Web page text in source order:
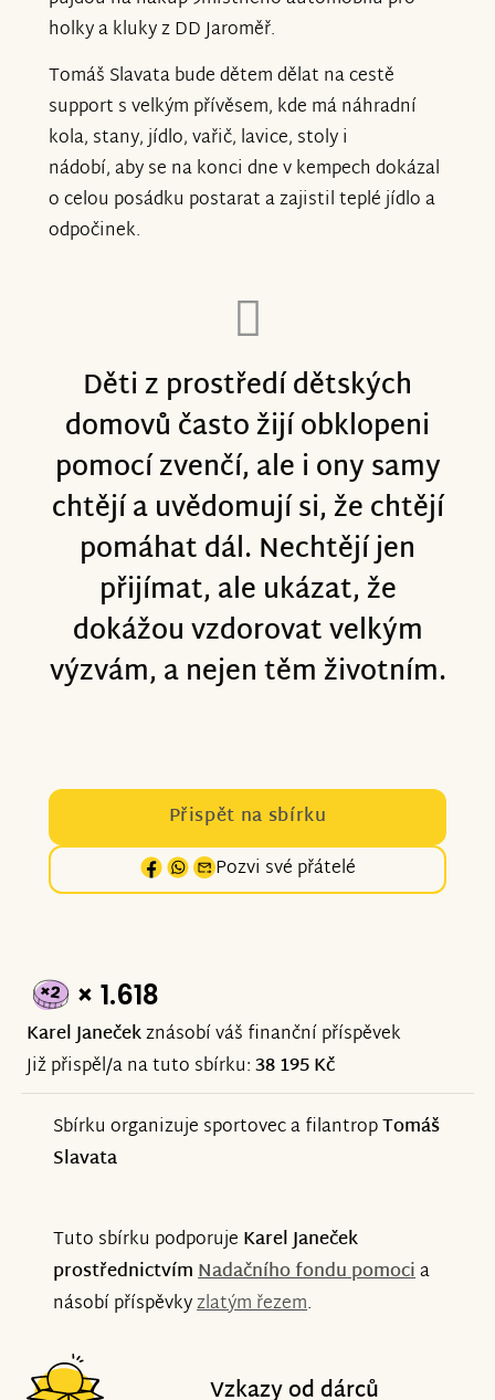
holky a kluky z DD Jaroměř.
Tomáš Slavata bude dětem dělat na cestě
support s velkým přívěsem, kde má náhradní
kola, stany, jídlo, vařič, lavice, stoly i
nádobí, aby se na konci dne v kempech dokázal
o celou posádku postarat a zajistil teplé jídlo a
odpočinek.
Děti z prostředí dětských
domovů často žijí obklopeni
pomocí zvenčí, ale i ony samy
chtějí a uvědomují si, že chtějí
pomáhat dál. Nechtějí jen
přijímat, ale ukázat, že
dokážou vzdorovat velkým
výzvám, a nejen těm životním.
Přispět na sbírku
Pozvi své přátelé
× 1.618
Karel Janečekznásobí váš finanční příspěvek
Již přispěl/a na tuto sbírku:38 195 Kč
Sbírku organizuje sportovec a filantropTomáš
Slavata
Tuto sbírku podporuje Karel Janeček
prostřednictvímNadačního fondu pomocia
násobí příspěvkyzlatým řezem.
Vzkazy od dárců